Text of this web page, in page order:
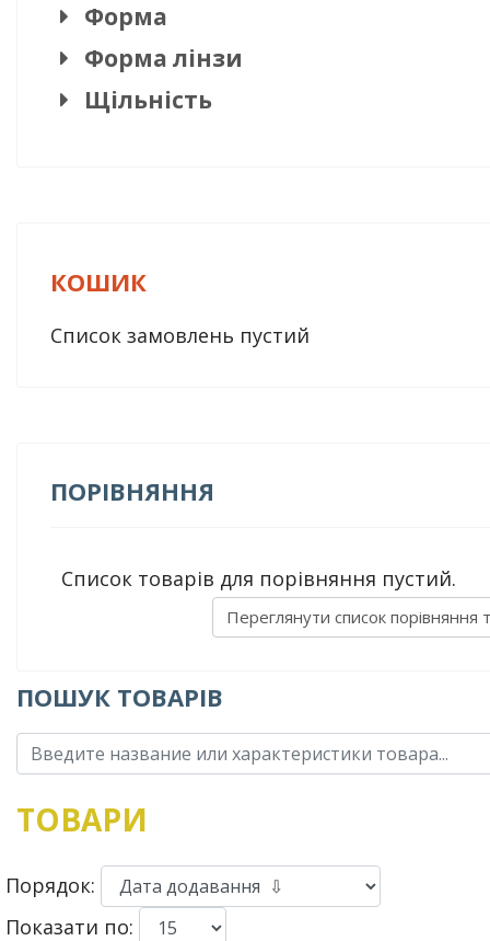
Форма
Форма лінзи
Щільність
КОШИК
Список замовлень пустий
ПОРІВНЯННЯ
Список товарів для порівняння пустий.
Переглянути список порівняння
ПОШУК ТОВАРІВ
ТОВАРИ
Порядок:
Показати по: